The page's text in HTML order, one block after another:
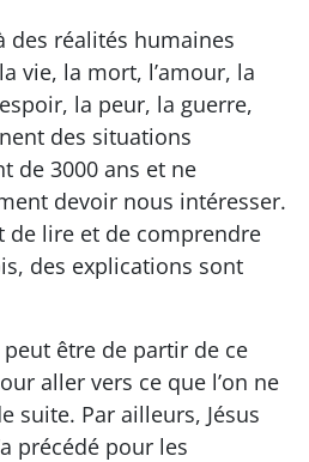
des réalités humaines
vie, la mort, l’amour, la
la peur, la guerre,
des situations
de 3000 ans et ne
devoir nous intéresser.
de lire et de comprendre
des explications sont
être de partir de ce
aller vers ce que l’on ne
suite. Par ailleurs, Jésus
précédé pour les